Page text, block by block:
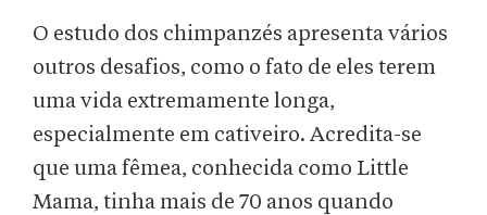
O estudo dos chimpanzés apresenta vários
outros desafios, como o fato de eles terem
uma vida extremamente longa,
especialmente em cativeiro. Acredita-se
que uma fêmea, conhecida como Little
Mama, tinha mais de 70 anos quando